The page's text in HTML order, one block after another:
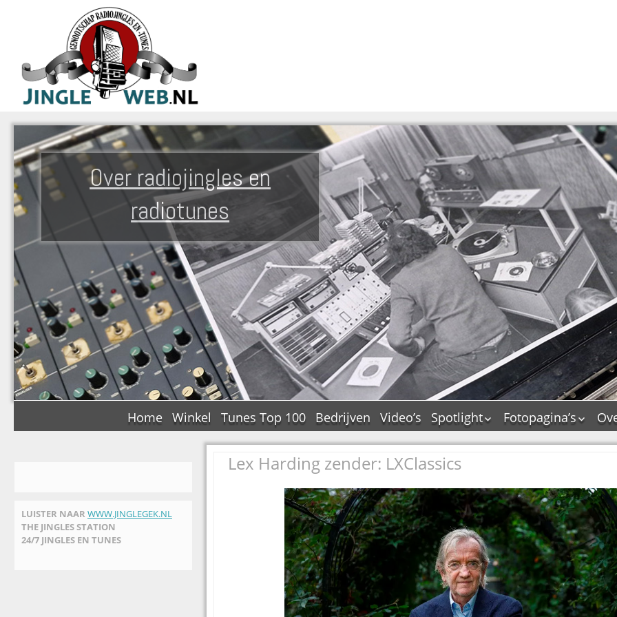
Over radiojingles en
radiotunes
Home Winkel Tunes Top 100 Bedrijven Video’s
Spotlight
De Tourflitsjingle –
wie zijn de makers?
Jingledemo’s en hun
tags
Dallas jingle city
De Tourtune
Ferry Maat 65
Ferry Maat interview
Jingle Awards
Jingle NIEUW
Fotopagina’s
JAM in pictures
Pepper & Tanner
pictures
Top Format in
pictures
Dik Voormekaar in
foto’s
LUISTER NAAR WWW.JINGLEGEK.NL
THE JINGLES STATION
24/7 JINGLES EN TUNES
Lex Harding zender: LXClassics